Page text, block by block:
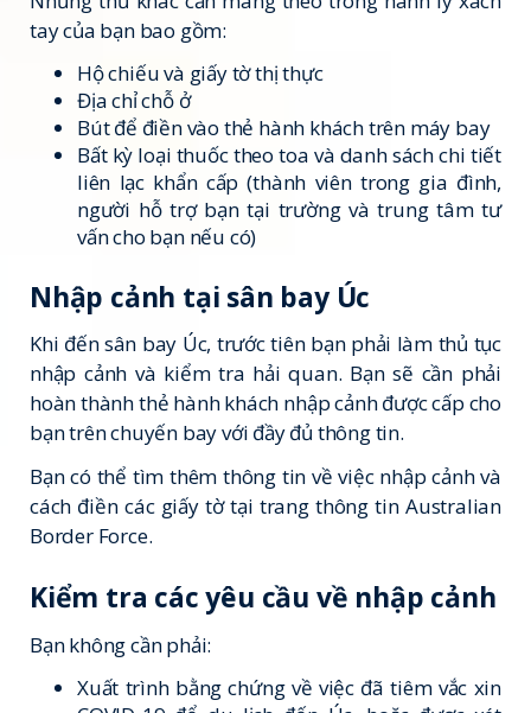
tay của bạn bao gồm:
Hộ chiếu và giấy tờ thị thực
Địa chỉ chỗ ở
Bút để điền vào thẻ hành khách trên máy bay
Bất kỳ loại thuốc theo toa và danh sách chi tiết
liên lạc khẩn cấp (thành viên trong gia đình,
người hỗ trợ bạn tại trường và trung tâm tư
vấn cho bạn nếu có)
Nhập cảnh tại sân bay Úc
Khi đến sân bay Úc, trước tiên bạn phải làm thủ tục
nhập cảnh và kiểm tra hải quan. Bạn sẽ cần phải
hoàn thành thẻ hành khách nhập cảnh được cấp cho
bạn trên chuyến bay với đầy đủ thông tin.
Bạn có thể tìm thêm thông tin về việc nhập cảnh và
cách điền các giấy tờ tại trang thông tin Australian
Border Force.
Kiểm tra các yêu cầu về nhập cảnh
Bạn không cần phải:
Xuất trình bằng chứng về việc đã tiêm vắc xin